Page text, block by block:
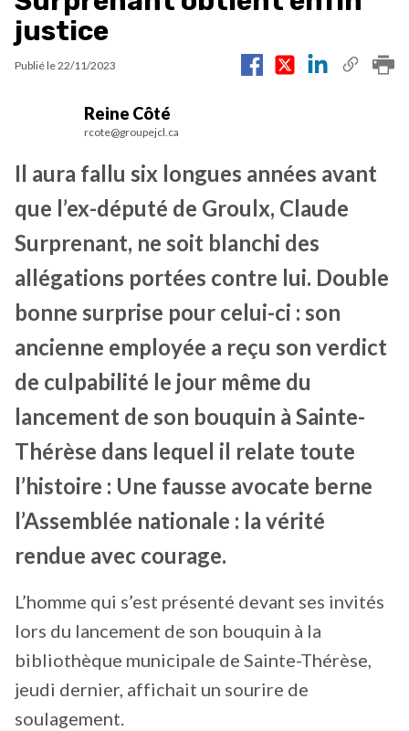
justice
Publié le22/11/2023
Reine Côté
rcote@groupejcl.ca
Il aura fallu six longues années avant
que l’ex-député de Groulx, Claude
Surprenant, ne soit blanchi des
allégations portées contre lui. Double
bonne surprise pour celui-ci : son
ancienne employée a reçu son verdict
de culpabilité le jour même du
lancement de son bouquin à Sainte-
Thérèse dans lequel il relate toute
l’histoire : Une fausse avocate berne
l’Assemblée nationale : la vérité
rendue avec courage.
L’homme qui s’est présenté devant ses invités
lors du lancement de son bouquin à la
bibliothèque municipale de Sainte-Thérèse,
jeudi dernier, affichait un sourire de
soulagement.